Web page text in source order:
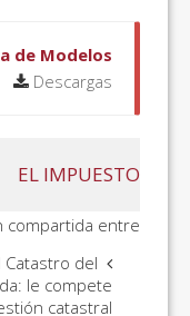
de Modelos
Descargas
EL IMPUESTO
entre:
Catastro del
le compete
catastral.